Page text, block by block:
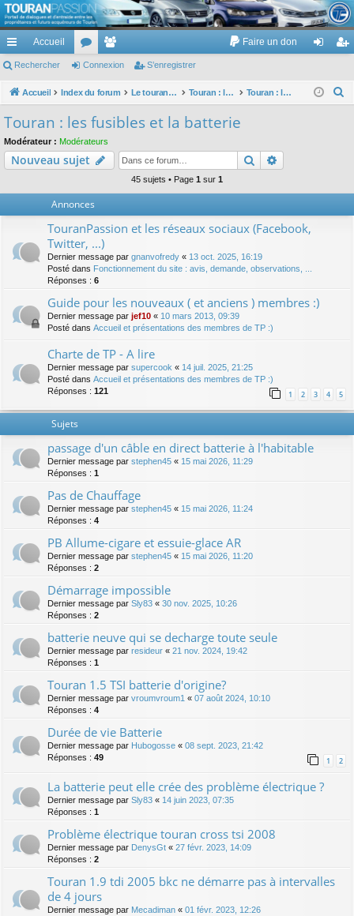
TouranPassion
Le forum des propriétaires ou futurs acquéreurs du Volkswagen Touran
cc
ès
pi
de
Accueil
or
u
e
m
Faire un don
ne nr
Rechercher Connexion S’enregistrer
Accueil Index du forum Le touran dans ses versions I (V1 V2 V3) et II ... Touran : les équipements électriques et électroniques Touran : les fusibles et la batterie
c
Touran : les fusibles et la batterie
Modérateur : Modérateurs
Nouveau sujet Rechercher
45 sujets • Page 1 sur 1
Annonces
TouranPassion et les réseaux sociaux (Facebook,
Twitter, ...)
Dernier message par gnanvofredy « 13 oct. 2025, 16:19
Posté dans Fonctionnement du site : avis, demande, observations, ...
Réponses : 6
Guide pour les nouveaux ( et anciens ) membres :)
Dernier message par jef10 « 10 mars 2013, 09:39
Posté dans Accueil et présentations des membres de TP :)
Charte de TP - A lire
Dernier message par supercook « 14 juil. 2025, 21:25
Posté dans Accueil et présentations des membres de TP :)
Réponses : 121 1 2 3 4 5
Sujets
passage d'un câble en direct batterie à l'habitable
Dernier message par stephen45 « 15 mai 2026, 11:29
Réponses : 1
Pas de Chauffage
Dernier message par stephen45 « 15 mai 2026, 11:24
Réponses : 4
PB Allume-cigare et essuie-glace AR
Dernier message par stephen45 « 15 mai 2026, 11:20
Réponses : 2
Démarrage impossible
Dernier message par Sly83 « 30 nov. 2025, 10:26
Réponses : 2
batterie neuve qui se decharge toute seule
Dernier message par resideur « 21 nov. 2024, 19:42
Réponses : 1
Touran 1.5 TSI batterie d'origine?
Dernier message par vroumvroum1 « 07 août 2024, 10:10
Réponses : 4
Durée de vie Batterie
Dernier message par Hubogosse « 08 sept. 2023, 21:42
Réponses : 49 1 2
La batterie peut elle crée des problème électrique ?
Dernier message par Sly83 « 14 juin 2023, 07:35
Réponses : 1
Problème électrique touran cross tsi 2008
Dernier message par DenysGt « 27 févr. 2023, 14:09
Réponses : 2
Touran 1.9 tdi 2005 bkc ne démarre pas à intervalles
de 4 jours
Dernier message par Mecadiman « 01 févr. 2023, 12:26